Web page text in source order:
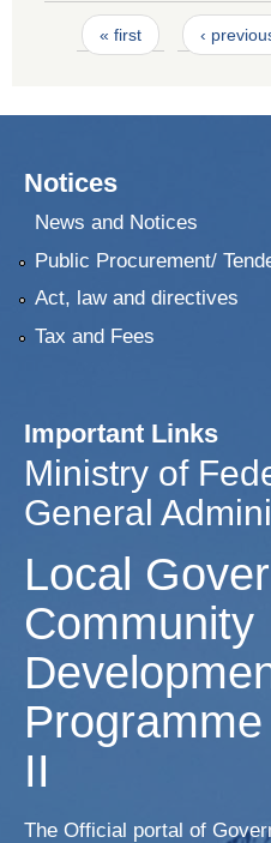
Pages
« first ‹
Notices
News and Notices
Public Procurement/
Act, law and directives
Tax and Fees
Important Links
Ministry of
General
Local
Community
II
The Official portal of